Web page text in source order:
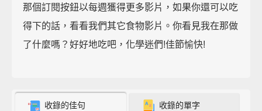
那個訂閱按鈕以每週獲得更多影片，如果你還可以吃
得下的話，看看我們其它食物影片。你看見我在那做
了什麼嗎？好好地吃吧，化學迷們!佳節愉快!
收錄的佳句 收錄的單字